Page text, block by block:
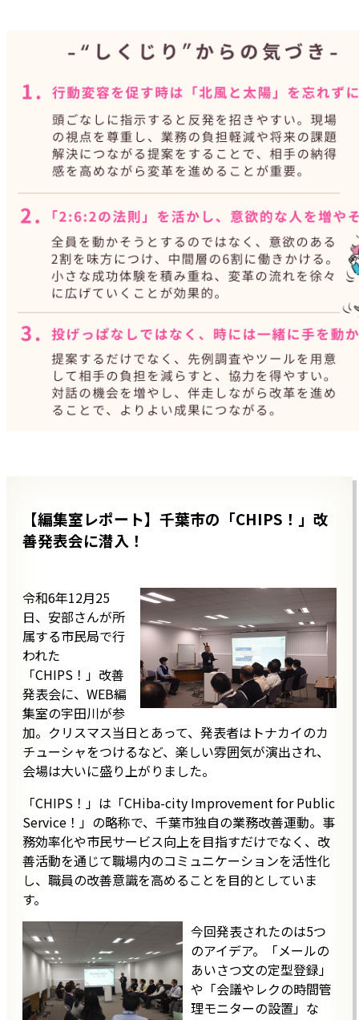
【編集室レポート】千葉市の「CHIPS！」改
善発表会に潜入！
令和6年12月25
日、安部さんが所
属する市民局で行
われた
「CHIPS！」改善
発表会に、WEB編
集室の宇田川が参
加。クリスマス当日とあって、発表者はトナカイのカ
チューシャをつけるなど、楽しい雰囲気が演出され、
会場は大いに盛り上がりました。
「CHIPS！」は「CHiba-city Improvement for Public
Service！」の略称で、千葉市独自の業務改善運動。事
務効率化や市民サービス向上を目指すだけでなく、改
善活動を通じて職場内のコミュニケーションを活性化
し、職員の改善意識を高めることを目的としていま
す。
今回発表されたのは5つ
のアイデア。「メールの
あいさつ文の定型登録」
や「会議やレクの時間管
理モニターの設置」な